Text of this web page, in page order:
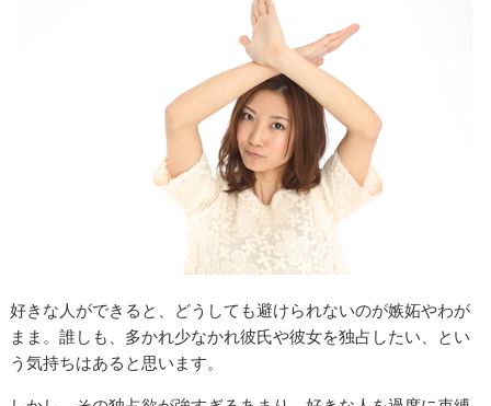
好きな人ができると、どうしても避けられないのが嫉妬やわが
まま。誰しも、多かれ少なかれ彼氏や彼女を独占したい、とい
う気持ちはあると思います。